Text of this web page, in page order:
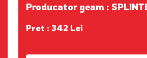
Producator geam :
Pret : 342 Lei